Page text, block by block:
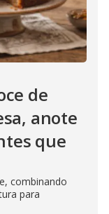
de
anote
que
combinando
para